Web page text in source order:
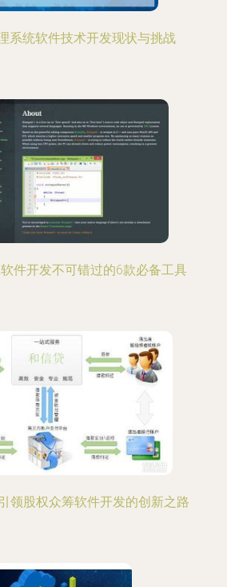
系统软件技术开发现状与挑战
件开发不可错过的6款必备工具
领股权众筹软件开发的创新之路